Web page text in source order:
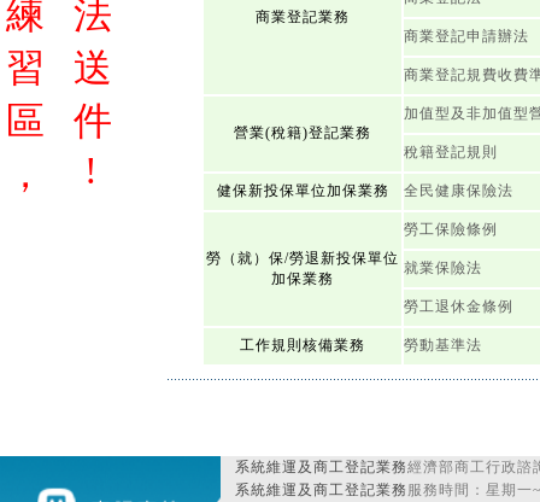
練
習
區
，
法
送
件
!
商業登記業務
商業登記申請辦法
商業登記規費收費
營業(稅籍)登記業務
加值型及非加值型
稅籍登記規則
健保新投保單位加保業務 全民健康保險法
勞（就）保/勞退新投保單位
加保業務
勞工保險條例
就業保險法
勞工退休金條例
工作規則核備業務 勞動基準法
系統維運及商工登記業務經濟部商工行
系統維運及商工登記業務 服務時間：星期一